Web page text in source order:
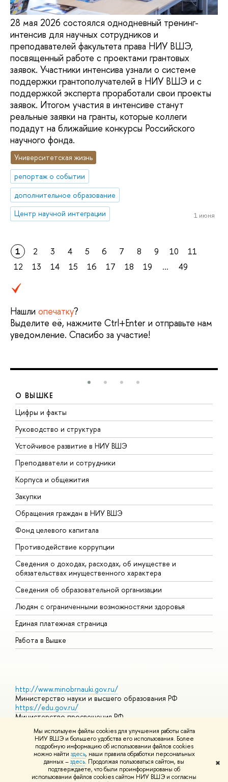
Мы используем файлы cookies для улучшения работы сайта
НИУ ВШЭ и большего удобства его использования. Более
подробную информацию об использовании файлов cookies
можно найти здесь, наши правила обработки персональных
данных –здесь. Продолжая пользоваться сайтом, вы
подтверждаете, что были проинформированы об
использовании файлов cookies сайтом НИУ ВШЭ и согласны
✖
28 мая 2026 состоялся однодневный тренинг-
интенсив для научных сотрудников и
преподавателей факультета права НИУ ВШЭ,
посвященный работе с проектами грантовых
заявок. Участники интенсива узнали о системе
поддержки грантополучателей в НИУ ВШЭ и с
поддержкой эксперта проработали свои проекты
заявок. Итогом участия в интенсиве станут
реальные заявки на гранты, которые коллеги
подадут на ближайшие конкурсы Российского
научного фонда.
Университетская жизнь
репортаж о событии
дополнительное образование
Центр научной интеграции
1 июня
1 2 3 4 5 6 7 8 9 10
11
12
13 14 15 16 17 18 19 ... 49
Нашли опечатку?
Выделите её, нажмите Ctrl+Enter и отправьте нам
уведомление. Спасибо за участие!
О ВЫШКЕ
Цифры и факты
Руководство и структура
Устойчивое развитие в НИУ ВШЭ
Преподаватели и сотрудники
Корпуса и общежития
Закупки
Обращения граждан в НИУ ВШЭ
Фонд целевого капитала
Противодействие коррупции
Сведения о доходах, расходах, об имуществе и
обязательствах имущественного характера
Сведения об образовательной организации
Людям с ограниченными возможностями здоровья
Единая платежная страница
Работа в Вышке
http://www.minobrnauki.gov.ru/
Министерство науки и высшего образования РФ
https://edu.gov.ru/
Министерство просвещения РФ
Массовые открытые онлайн-курсы
© НИУ ВШЭ 1993–2026 Адреса и контактыУсловия
использования материалов Политика конфиденциальности